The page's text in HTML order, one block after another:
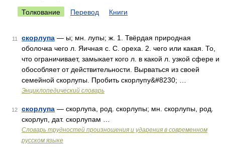
Толкование Перевод Книги
11 скорлупа — ы; мн. лупы; ж. 1. Твёрдая природная
оболочка чего л. Яичная с. С. ореха. 2. чего или какая. То,
что ограничивает, замыкает кого л. в какой л. узкой сфере и
обособляет от действительности. Вырваться из своей
семейной скорлупы. Пробить скорлупу&#8230; …
Энциклопедический словарь
12 скорлупа — скорлупа, род. скорлупы; мн. скорлупы, род.
скорлуп, дат. скорлупам …
Словарь трудностей произношения и ударения в современном
русском языке